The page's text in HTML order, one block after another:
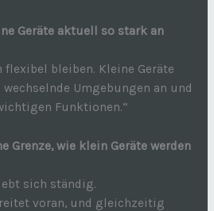
Geräte aktuell so stark an
flexibel bleiben. Kleine Geräte
wechselnde Umgebungen an und
Funktionen.“
Grenze, wie klein Geräte werden
sich ständig.
voran, und gleichzeitig